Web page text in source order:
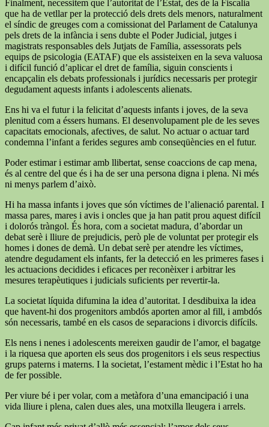
Finalment, necessitem que l’autoritat de l’Estat, des de la Fiscalia
que ha de vetllar per la protecció dels drets dels menors, naturalment
el síndic de greuges com a comissionat del Parlament de Catalunya
pels drets de la infància i sens dubte el Poder Judicial, jutges i
magistrats responsables dels Jutjats de Família, assessorats pels
equips de psicologia (EATAF) que els assisteixen en la seva valuosa
i difícil funció d’aplicar el dret de família, siguin conscients i
encapçalin els debats professionals i jurídics necessaris per protegir
degudament aquests infants i adolescents alienats.
Ens hi va el futur i la felicitat d’aquests infants i joves, de la seva
plenitud com a éssers humans. El desenvolupament ple de les seves
capacitats emocionals, afectives, de salut. No actuar o actuar tard
condemna l’infant a ferides segures amb conseqüències en el futur.
Poder estimar i estimar amb llibertat, sense coaccions de cap mena,
és al centre del que és i ha de ser una persona digna i plena. Ni més
ni menys parlem d’això.
Hi ha massa infants i joves que són víctimes de l’alienació parental. I
massa pares, mares i avis i oncles que ja han patit prou aquest difícil
i dolorós tràngol. És hora, com a societat madura, d’abordar un
debat serè i lliure de prejudicis, però ple de voluntat per protegir els
homes i dones de demà. Un debat serè per atendre les víctimes,
atendre degudament els infants, fer la detecció en les primeres fases i
les actuacions decidides i eficaces per reconèixer i arbitrar les
mesures terapèutiques i judicials suficients per revertir-la.
La societat líquida difumina la idea d’autoritat. I desdibuixa la idea
que havent-hi dos progenitors ambdós aporten amor al fill, i ambdós
són necessaris, també en els casos de separacions i divorcis difícils.
Els nens i nenes i adolescents mereixen gaudir de l’amor, el bagatge
i la riquesa que aporten els seus dos progenitors i els seus respectius
grups paterns i materns. I la societat, l’estament mèdic i l’Estat ho ha
de fer possible.
Per viure bé i per volar, com a metàfora d’una emancipació i una
vida lliure i plena, calen dues ales, una motxilla lleugera i arrels.